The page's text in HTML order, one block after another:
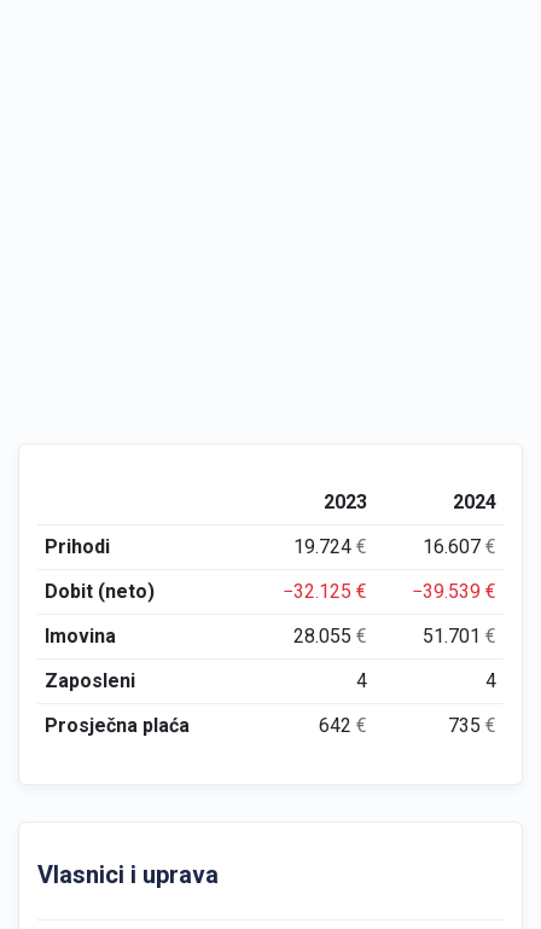
2023
2024
Prihodi
19.724€ 16.607€
Dobit (neto)
−32.125€ −39.539€
Imovina
28.055€ 51.701€
Zaposleni
4
4
Prosječna plaća
642€ 735€
Vlasnici i uprava